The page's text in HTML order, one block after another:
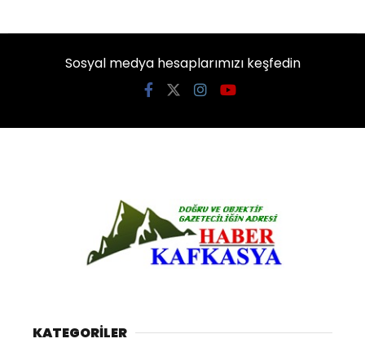
Sosyal medya hesaplarımızı keşfedin
KATEGORİLER